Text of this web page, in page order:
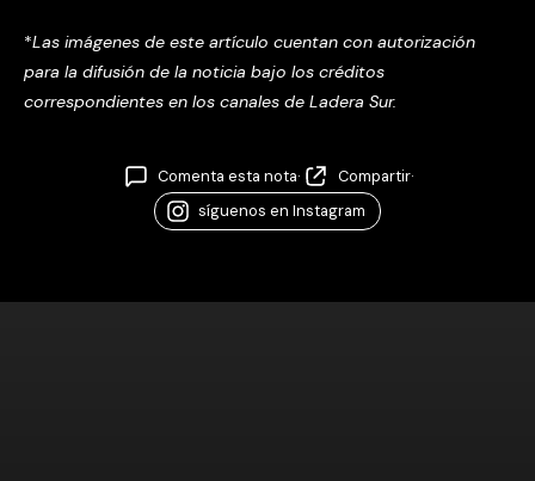
*Las imágenes de este artículo cuentan con autorización
para la difusión de la noticia bajo los créditos
correspondientes en los canales de Ladera Sur.
Comenta esta nota· Compartir·
síguenos en Instagram